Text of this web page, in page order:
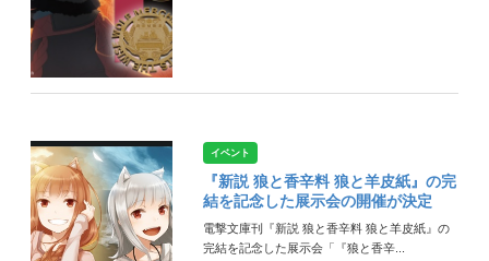
イベント
『新説 狼と香辛料 狼と羊皮紙』の完
結を記念した展示会の開催が決定
電撃文庫刊『新説 狼と香辛料 狼と羊皮紙』の
完結を記念した展示会「『狼と香辛...